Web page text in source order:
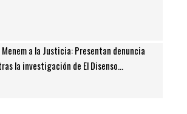
a la Justicia: Presentan denuncia
la investigación de El Disenso...